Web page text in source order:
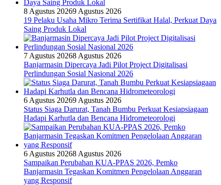
8 Agustus 20269 Agustus 2026
19 Pelaku Usaha Mikro Terima Sertifikat Halal, Perkuat Daya
Saing Produk Lokal
7 Agustus 20268 Agustus 2026
Banjarmasin Dipercaya Jadi Pilot Project Digitalisasi
Perlindungan Sosial Nasional 2026
6 Agustus 20269 Agustus 2026
Status Siaga Darurat, Tanah Bumbu Perkuat Kesiapsiagaan
Hadapi Karhutla dan Bencana Hidrometeorologi
6 Agustus 20268 Agustus 2026
Sampaikan Perubahan KUA-PPAS 2026, Pemko
Banjarmasin Tegaskan Komitmen Pengelolaan Anggaran
yang Responsif